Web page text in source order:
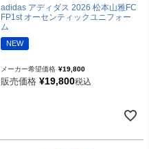
adidas アディダス 2026 松本山雅FC
FP1st オーセンティックユニフォー
ム
NEW
メーカー希望価格 ¥19,800
販売価格 ¥19,800税込